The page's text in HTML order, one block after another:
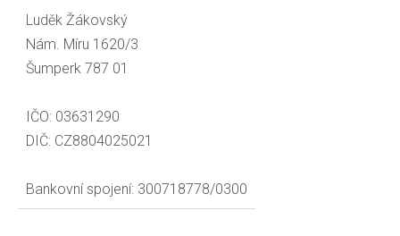
Luděk Žákovský
Nám. Míru 1620/3
Šumperk 787 01
IČO: 03631290
DIČ: CZ8804025021
Bankovní spojení: 300718778/0300